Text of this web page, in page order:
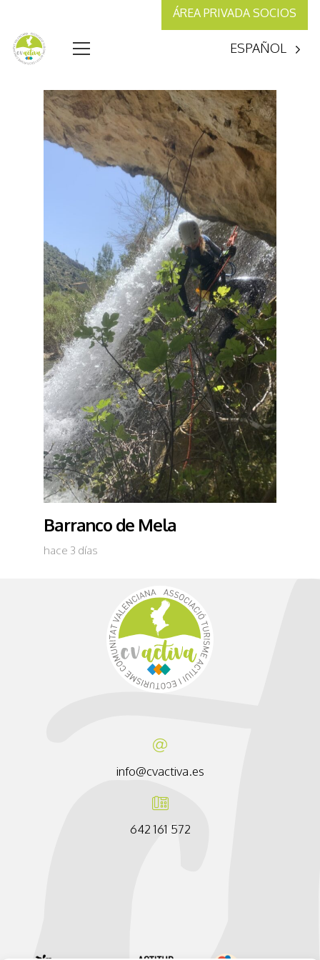
ÁREA PRIVADA SOCIOS
ESPAÑOL
Barranco de Mela
hace 3 días
info@cvactiva.es
642 161 572